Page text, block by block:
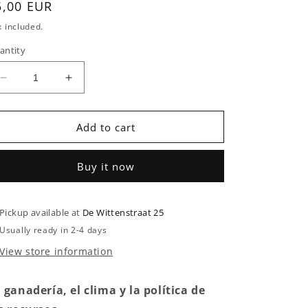
EUR
included.
Decrease
quantity
for
ganadería,
y
política
de
recursos
Increase
quantity
for
La
ganadería,
clima
y
política
de
recursos
Add to cart
Buy it now
Pickup available at De Wittenstraat 25
Usually ready in 2-4 days
View store information
ganadería, el clima y la política de